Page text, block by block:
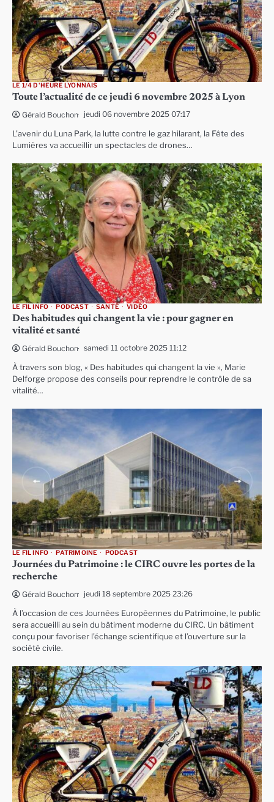
LE 1/4 D'HEURE LYONNAIS
Toute l’actualité de ce jeudi 6 novembre 2025 à Lyon
Gérald Bouchon jeudi 06 novembre 2025 07:17
L’avenir du Luna Park, la lutte contre le gaz hilarant, la Fête des
Lumières va accueillir un spectacles de drones…
LE FIL INFO PODCAST SANTÉ VIDÉO
Des habitudes qui changent la vie : pour gagner en
vitalité et santé
Gérald Bouchon samedi 11 octobre 2025 11:12
À travers son blog, « Des habitudes qui changent la vie », Marie
Delforge propose des conseils pour reprendre le contrôle de sa
vitalité…
LE FIL INFO PATRIMOINE PODCAST
Journées du Patrimoine : le CIRC ouvre les portes de la
recherche
Gérald Bouchon jeudi 18 septembre 2025 23:26
À l’occasion de ces Journées Européennes du Patrimoine, le public
sera accueilli au sein du bâtiment moderne du CIRC. Un bâtiment
conçu pour favoriser l’échange scientifique et l’ouverture sur la
société civile.